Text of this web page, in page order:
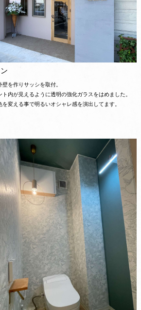
を作りサッシを取付。
内が見えるように透明の強化ガラスをはめました。
変える事で明るいオシャレ感を演出してます。